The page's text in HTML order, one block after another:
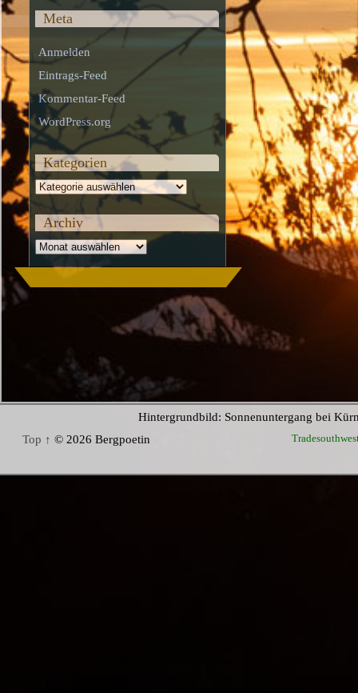
Meta
Anmelden
Eintrags-Feed
Kommentar-Feed
WordPress.org
Kategorien
Kategorien
Archiv
Archiv
Hintergrundbild: Sonnenuntergang bei
Top ↑ © 2026 Bergpoetin